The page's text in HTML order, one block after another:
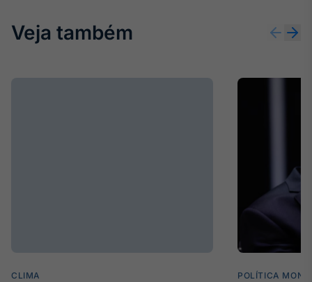
Veja também
CLIMA POLÍTICA